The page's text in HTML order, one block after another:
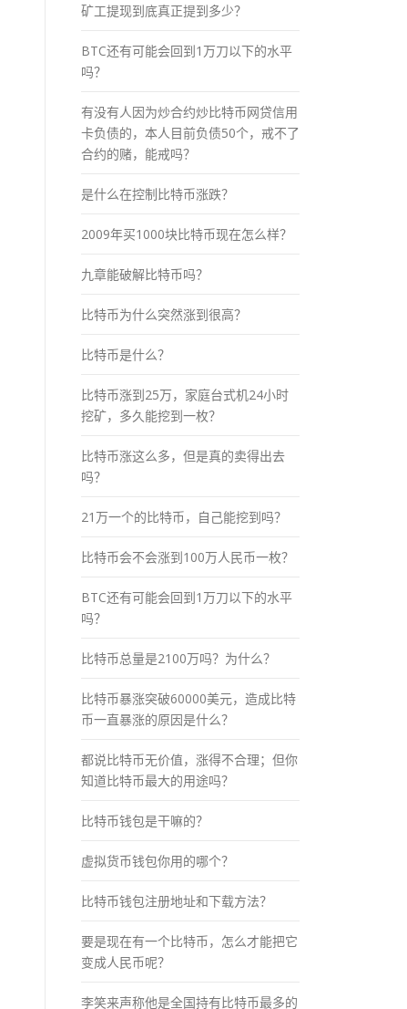
矿工提现到底真正提到多少？
BTC还有可能会回到1万刀以下的水平
吗？
有没有人因为炒合约炒比特币网贷信用
卡负债的，本人目前负债50个，戒不了
合约的赌，能戒吗？
是什么在控制比特币涨跌？
2009年买1000块比特币现在怎么样？
九章能破解比特币吗？
比特币为什么突然涨到很高？
比特币是什么？
比特币涨到25万，家庭台式机24小时
挖矿，多久能挖到一枚？
比特币涨这么多，但是真的卖得出去
吗？
21万一个的比特币，自己能挖到吗？
比特币会不会涨到100万人民币一枚？
BTC还有可能会回到1万刀以下的水平
吗？
比特币总量是2100万吗？为什么？
比特币暴涨突破60000美元，造成比特
币一直暴涨的原因是什么？
都说比特币无价值，涨得不合理；但你
知道比特币最大的用途吗？
比特币钱包是干嘛的？
虚拟货币钱包你用的哪个？
比特币钱包注册地址和下载方法？
要是现在有一个比特币，怎么才能把它
变成人民币呢？
李笑来声称他是全国持有比特币最多的